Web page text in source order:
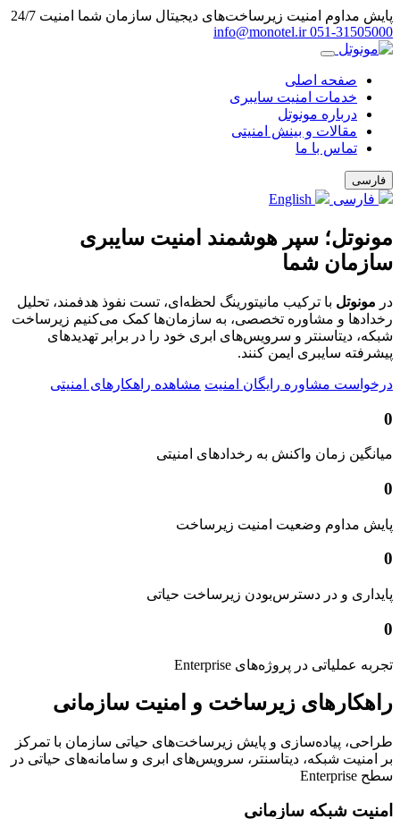
پایش مداوم امنیت زیرساخت‌های دیجیتال سازمان شما امنیت 24/7
info@monotel.ir 051‑31505000
صفحه اصلی
خدمات امنیت سایبری
درباره مونوتل
مقالات و بینش امنیتی
تماس با ما
فارسی
فارسی
مونوتل؛ سپر هوشمند امنیت سایبری
سازمان شما
در مونوتل با ترکیب مانیتورینگ لحظه‌ای، تست نفوذ هدفمند، تحلیل
رخدادها و مشاوره تخصصی، به سازمان‌ها کمک می‌کنیم زیرساخت
شبکه، دیتاسنتر و سرویس‌های ابری خود را در برابر تهدیدهای
پیشرفته سایبری ایمن کنند.
درخواست مشاوره رایگان امنیت مشاهده راهکارهای امنیتی
0
میانگین زمان واکنش به رخدادهای امنیتی
0
پایش مداوم وضعیت امنیت زیرساخت
0
پایداری و در دسترس‌بودن زیرساخت حیاتی
0
تجربه عملیاتی در پروژه‌های Enterprise
راهکارهای زیرساخت و امنیت سازمانی
طراحی، پیاده‌سازی و پایش زیرساخت‌های حیاتی سازمان با تمرکز
بر امنیت شبکه، دیتاسنتر، سرویس‌های ابری و سامانه‌های حیاتی در
سطح Enterprise
امنیت شبکه سازمانی